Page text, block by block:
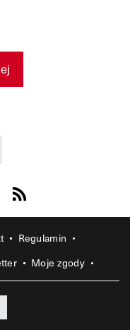
on Youtube
Visit us on Rss
Regulamin
Moje zgody